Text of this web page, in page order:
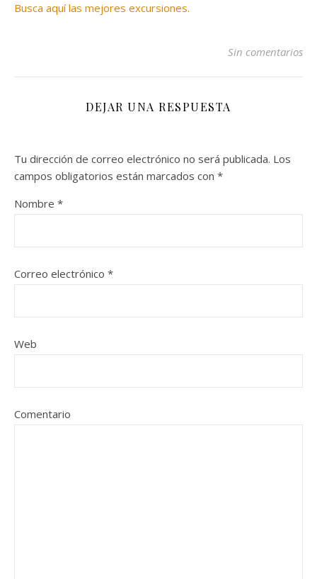
Busca aquí las mejores excursiones.
Sin comentarios
DEJAR UNA RESPUESTA
Tu dirección de correo electrónico no será publicada. Los
campos obligatorios están marcados con *
Nombre *
Correo electrónico *
Web
Comentario